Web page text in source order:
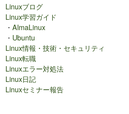
索
Linuxブログ
Linux学習ガイド
・AlmaLinux
・ Ubuntu
Linux情報・技術・セキュリティ
Linux転職
Linuxエラー対処法
Linux日記
Linuxセミナー報告